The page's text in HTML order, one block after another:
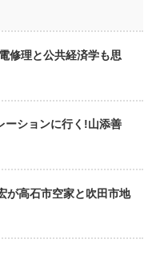
修理と公共経済学も思
ーションに行く!山添善
が高石市空家と吹田市地